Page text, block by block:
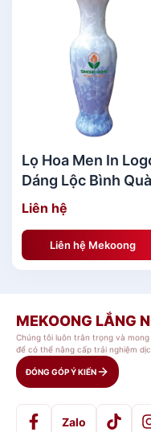
Túi Vải Quà Tặng
Lọ Hoa Men In
Dáng Lộc Bình Quà
Tri Ân MKQTA11
Liên hệ
Liên hệ Mekoong
MEKOONG LẮNG
Chúng tôi luôn trân trọng và
để có thể nâng cấp trải nghiệm
ĐÓNG GÓP Ý KIẾN
Zalo